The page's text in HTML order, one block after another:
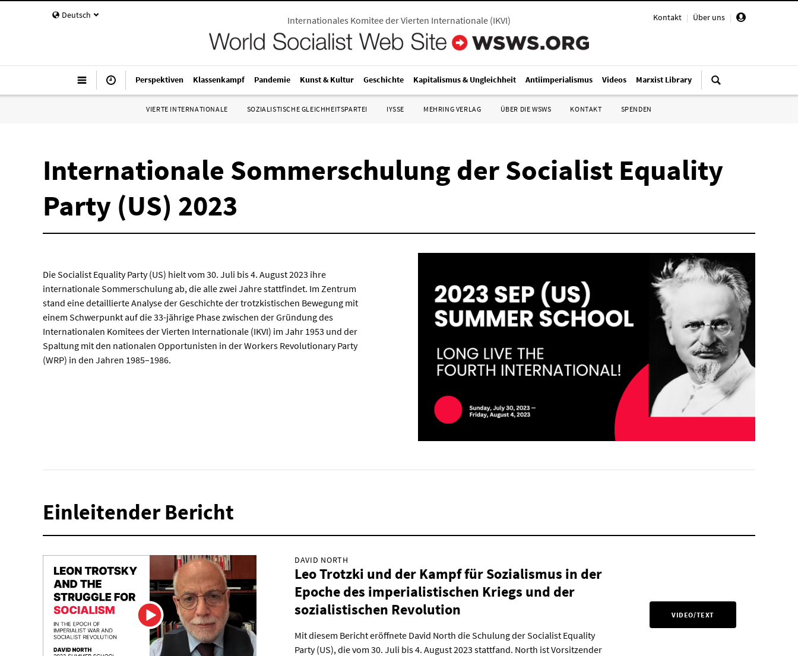
Deutsch Kontakt | Über uns |
Internationales Komitee der Vierten Internationale (IKVI)
Perspektiven Klassenkampf Pandemie Kunst & Kultur Geschichte Kapitalismus & Ungleichheit Antiimperialismus Videos Marxist Library
VIERTE INTERNATIONALE SOZIALISTISCHE GLEICHHEITSPARTEI IYSSE MEHRING VERLAG ÜBER DIE WSWS KONTAKT SPENDEN
Internationale Sommerschulung der Socialist Equality
Party (US) 2023
Die Socialist Equality Party (US) hielt vom 30. Juli bis 4. August 2023 ihre
internationale Sommerschulung ab, die alle zwei Jahre stattfindet. Im Zentrum
stand eine detaillierte Analyse der Geschichte der trotzkistischen Bewegung mit
einem Schwerpunkt auf die 33-jährige Phase zwischen der Gründung des
Internationalen Komitees der Vierten Internationale (IKVI) im Jahr 1953 und der
Spaltung mit den nationalen Opportunisten in der Workers Revolutionary Party
(WRP) in den Jahren 1985–1986.
Einleitender Bericht
DAVID NORTH
Leo Trotzki und der Kampf für Sozialismus in der
Epoche des imperialistischen Kriegs und der
sozialistischen Revolution
Mit diesem Bericht eröffnete David North die Schulung der Socialist Equality
Party (US), die vom 30. Juli bis 4. August 2023 stattfand. North ist Vorsitzender
VIDEO/TEXT